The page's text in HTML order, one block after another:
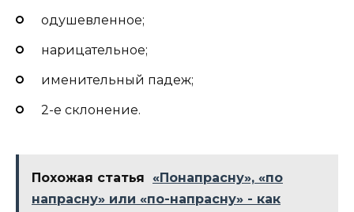
одушевленное;
нарицательное;
именительный падеж;
2-е склонение.
Похожая статья
«Понапрасну», «по
напрасну» или «по-напрасну» - как